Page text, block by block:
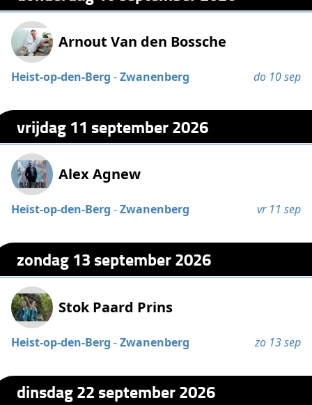
Arnout Van den Bossche
Heist-op-den-Berg -Zwanenberg do 10 sep
vrijdag 11 september 2026
Alex Agnew
Heist-op-den-Berg -Zwanenberg vr 11 sep
zondag 13 september 2026
Stok Paard Prins
Heist-op-den-Berg -Zwanenberg zo 13 sep
dinsdag 22 september 2026